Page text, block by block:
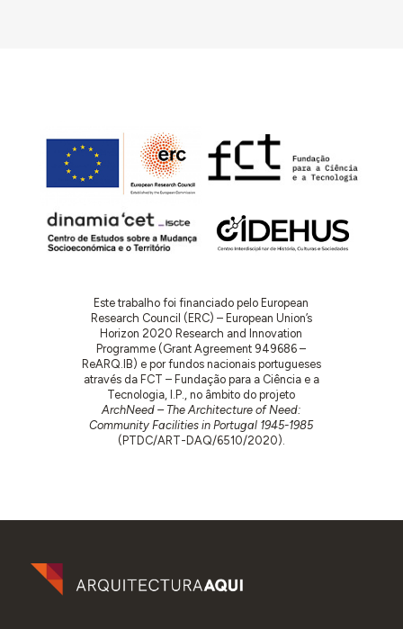
Este trabalho foi financiado pelo European
Research Council (ERC) – European Union’s
Horizon 2020 Research and Innovation
Programme (Grant Agreement 949686 –
ReARQ.IB) e por fundos nacionais portugueses
através da FCT – Fundação para a Ciência e a
Tecnologia, I.P., no âmbito do projeto
ArchNeed – The Architecture of Need:
Community Facilities in Portugal 1945-1985
(PTDC/ART-DAQ/6510/2020).